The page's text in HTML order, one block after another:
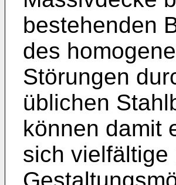
bestehenden
des
Störungen
üblichen
können damit
sich vielfältige